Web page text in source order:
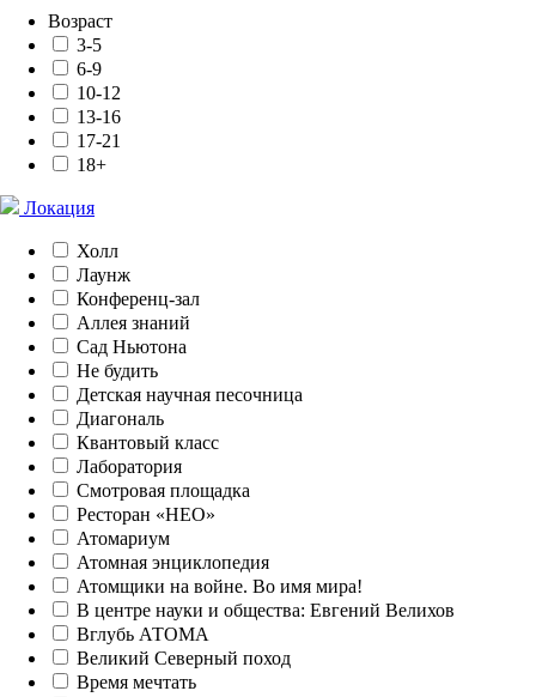
Возраст
3-5
6-9
10-12
13-16
17-21
18+
Локация
Холл
Лаунж
Конференц-зал
Аллея знаний
Сад Ньютона
Не будить
Детская научная песочница
Диагональ
Квантовый класс
Лаборатория
Смотровая площадка
Ресторан «НЕО»
Атомариум
Атомная энциклопедия
Атомщики на войне. Во имя мира!
В центре науки и общества: Евгений Велихов
Вглубь АТОМА
Великий Северный поход
Время мечтать